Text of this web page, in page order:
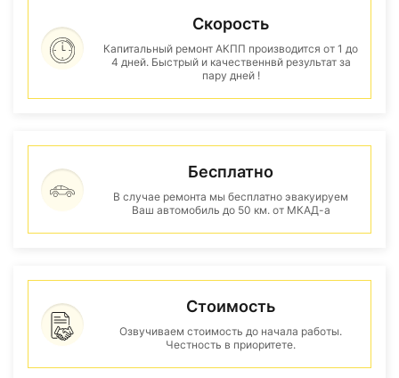
Скорость
Капитальный ремонт АКПП производится от 1 до
4 дней. Быстрый и качественнвй результат за
пару дней !
Бесплатно
В случае ремонта мы бесплатно эвакуируем
Ваш автомобиль до 50 км. от МКАД-а
Стоимость
Озвучиваем стоимость до начала работы.
Честность в приоритете.